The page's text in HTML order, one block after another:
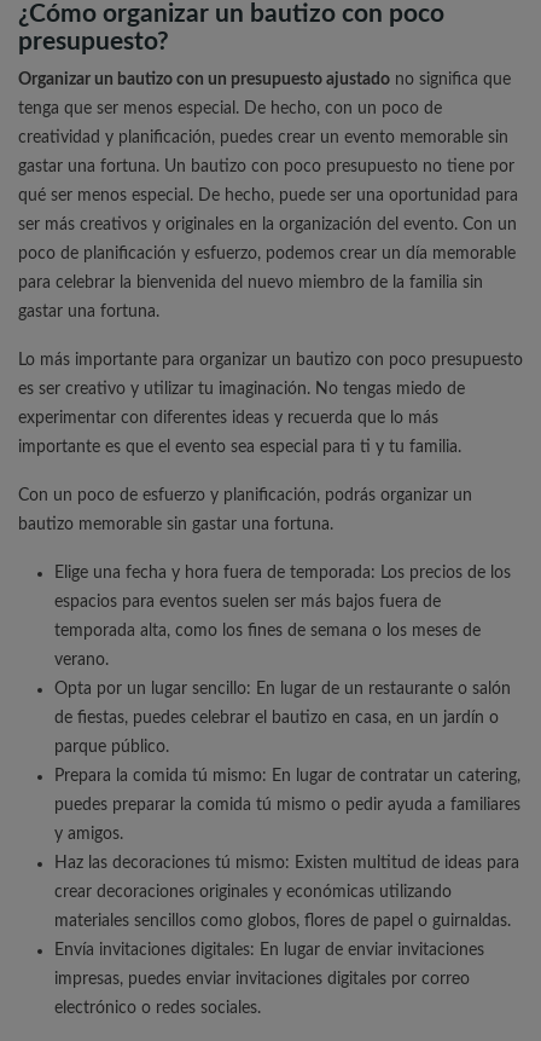
¿Cómo organizar un bautizo con poco
presupuesto?
Organizar un bautizo con un presupuesto ajustado no significa que
tenga que ser menos especial. De hecho, con un poco de
creatividad y planificación, puedes crear un evento memorable sin
gastar una fortuna. Un bautizo con poco presupuesto no tiene por
qué ser menos especial. De hecho, puede ser una oportunidad para
ser más creativos y originales en la organización del evento. Con un
poco de planificación y esfuerzo, podemos crear un día memorable
para celebrar la bienvenida del nuevo miembro de la familia sin
gastar una fortuna.
Lo más importante para organizar un bautizo con poco presupuesto
es ser creativo y utilizar tu imaginación. No tengas miedo de
experimentar con diferentes ideas y recuerda que lo más
importante es que el evento sea especial para ti y tu familia.
Con un poco de esfuerzo y planificación, podrás organizar un
bautizo memorable sin gastar una fortuna.
Elige una fecha y hora fuera de temporada: Los precios de los
espacios para eventos suelen ser más bajos fuera de
temporada alta, como los fines de semana o los meses de
verano.
Opta por un lugar sencillo: En lugar de un restaurante o salón
de fiestas, puedes celebrar el bautizo en casa, en un jardín o
parque público.
Prepara la comida tú mismo: En lugar de contratar un catering,
puedes preparar la comida tú mismo o pedir ayuda a familiares
y amigos.
Haz las decoraciones tú mismo: Existen multitud de ideas para
crear decoraciones originales y económicas utilizando
materiales sencillos como globos, flores de papel o guirnaldas.
Envía invitaciones digitales: En lugar de enviar invitaciones
impresas, puedes enviar invitaciones digitales por correo
electrónico o redes sociales.